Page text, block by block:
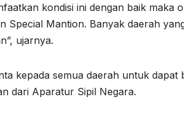
kondisi ini dengan baik maka
Special Mantion. Banyak daerah
ujarnya.
kepada semua daerah untuk
dari Aparatur Sipil Negara.